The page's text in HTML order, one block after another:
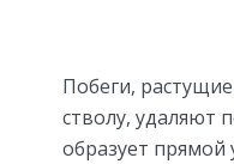
Побеги,
стволу, удаляют
образует прямой